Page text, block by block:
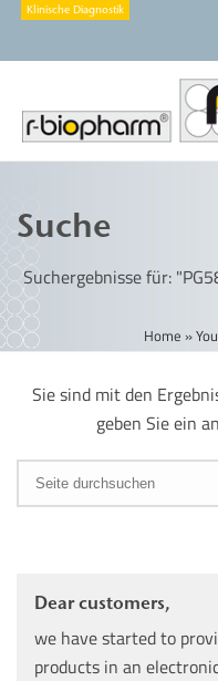
Suche
Suchergebnisse für:
Home »
Sie sind mit den
geben Sie ein
Dear customers,
we have started to
products in an